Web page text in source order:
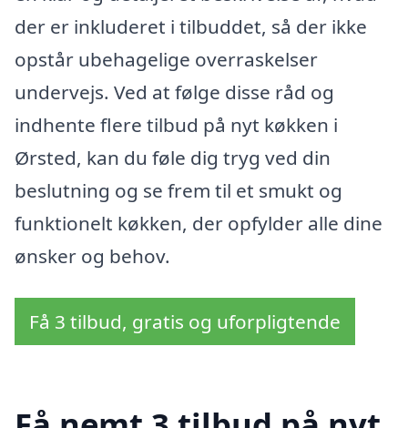
der er inkluderet i tilbuddet, så der ikke
opstår ubehagelige overraskelser
undervejs. Ved at følge disse råd og
indhente flere tilbud på nyt køkken i
Ørsted, kan du føle dig tryg ved din
beslutning og se frem til et smukt og
funktionelt køkken, der opfylder alle dine
ønsker og behov.
Få 3 tilbud, gratis og uforpligtende